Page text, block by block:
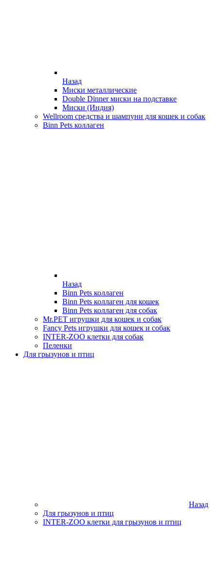
Назад
Миски металлические
Double Dinner миски на подставке
Миски (Индия)
Wellroom средства и шампуни для кошек и собак
Binn Pets коллаген
Назад
Binn Pets коллаген
Binn Pets коллаген для кошек
Binn Pets коллаген для собак
Mr.PET игрушки для кошек и собак
Fancy Pets игрушки для кошек и собак
INTER-ZOO клетки для собак
Пеленки
Для грызунов и птиц
Назад
Для грызунов и птиц
INTER-ZOO клетки для грызунов и птиц